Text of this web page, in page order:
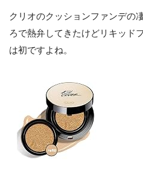
クリオのクッションファンデの
ろで熱弁してきたけどリキッド
は初ですよね。